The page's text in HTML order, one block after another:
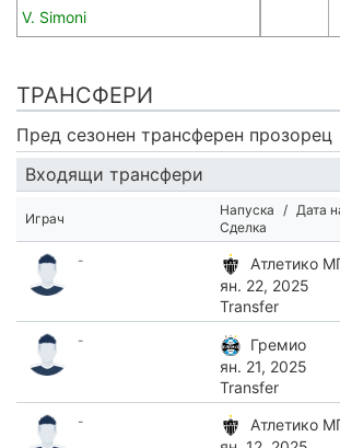
V. Simoni
ТРАНСФЕРИ
Пред сезонен трансферен прозорец
Входящи трансфери
Играч
Напуска / Дата
Сделка
-
Атлетико
ян. 22, 2025
Transfer
-
Гремио
ян. 21, 2025
Transfer
-
Атлетико